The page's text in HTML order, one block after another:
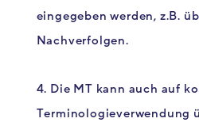
eingegeben werden, z.B.
Nachverfolgen.
4. Die MT kann auch auf
Terminologieverwendung